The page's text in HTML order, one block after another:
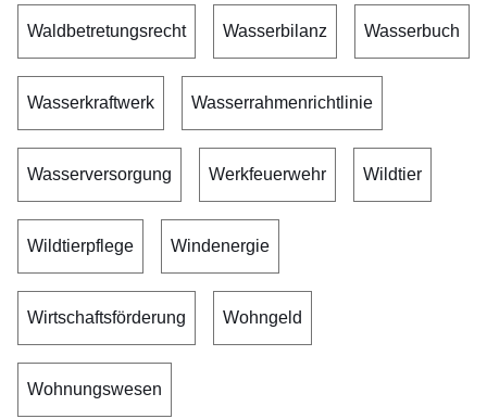
Waldbetretungsrecht Wasserbilanz Wasserbuch
Wasserkraftwerk Wasserrahmenrichtlinie
Wasserversorgung Werkfeuerwehr Wildtier
Wildtierpflege Windenergie
Wirtschaftsförderung Wohngeld
Wohnungswesen